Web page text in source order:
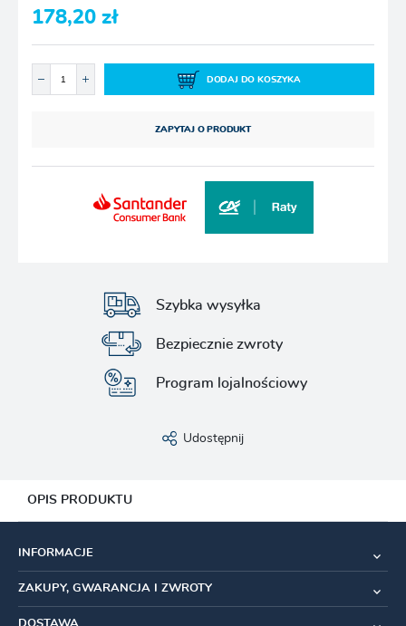
178,20 zł
DODAJ DO KOSZYKA
ZAPYTAJ O PRODUKT
Szybka wysyłka
Bezpiecznie zwroty
Program lojalnościowy
Udostępnij
OPIS PRODUKTU
Przedstawiamy zawór
o maksymalnej wydajności przepływu powietrza. Zawór został
konstrukcję typu "Straight through", która minimalizuje opory
INFORMACJE
ZAKUPY, GWARANCJA I ZWROTY